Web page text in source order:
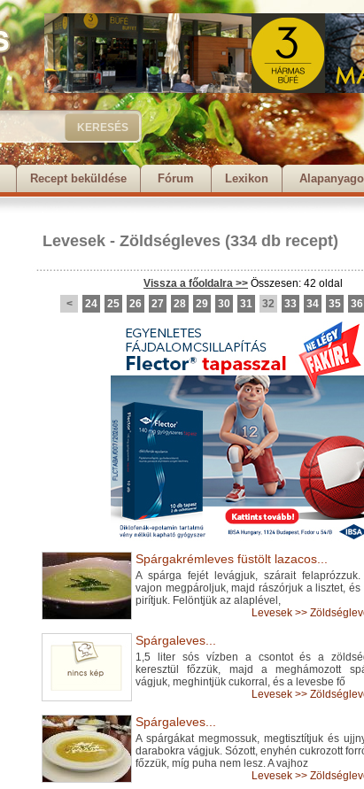
Recept beküldése Fórum Lexikon
Levesek - Zöldségleves (334 db recept)
Vissza a főoldalra >> Összesen: 42 oldal
<
24 25 26 27 28 29 30 31 32 33 34 35 36
Spárgakrémleves füstölt lazacos...
A spárga fejét levágjuk, szárait
vajon megpároljuk, majd rászórjuk a lisztet, és
pirítjuk. Felöntjük az alaplével,
Levesek >>
Spárgaleves...
1,5 liter sós vízben a csontot és a
keresztül főzzük, majd a meghámozott
vágjuk, meghintjük cukorral, és a levesbe fő
Levesek >>
Spárgaleves...
A spárgákat megmossuk, megtisztítjuk és
darabokra vágjuk. Sózott, enyhén cukrozott
főzzük, míg puha nem lesz. A vajhoz
Levesek >>